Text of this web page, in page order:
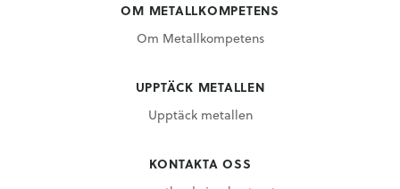
OM METALLKOMPETENS
Om Metallkompetens
UPPTÄCK METALLEN
Upptäck metallen
KONTAKTA OSS